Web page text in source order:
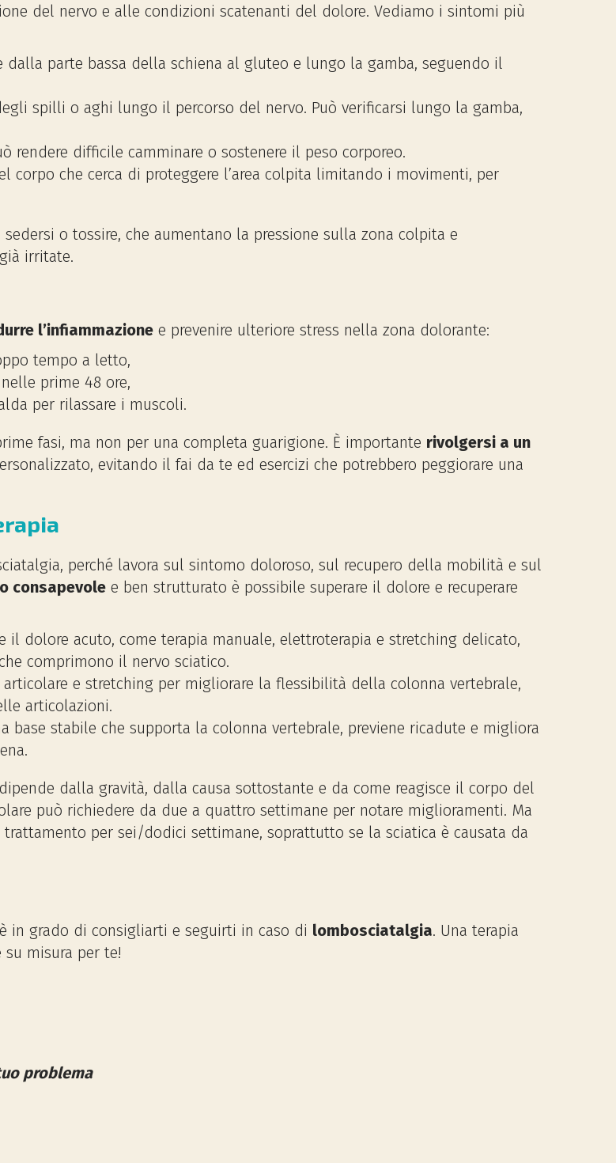
del nervo e alle condizioni scatenanti del dolore. Vediamo i sintomi più
parte bassa della schiena al gluteo e lungo la gamba, seguendo il
spilli o aghi lungo il percorso del nervo. Può verificarsi lungo la gamba,
rendere difficile camminare o sostenere il peso corporeo.
corpo che cerca di proteggere l’area colpita limitando i movimenti, per
o tossire, che aumentano la pressione sulla zona colpita e
irritate.
l’infiammazione e prevenire ulteriore stress nella zona dolorante:
tempo a letto,
prime 48 ore,
per rilassare i muscoli.
fasi, ma non per una completa guarigione. È importante rivolgersi a un
evitando il fai da te ed esercizi che potrebbero peggiorare una
perché lavora sul sintomo doloroso, sul recupero della mobilità e sul
consapevole e ben strutturato è possibile superare il dolore e recuperare
il dolore acuto, come terapia manuale, elettroterapia e stretching delicato,
comprimono il nervo sciatico.
e stretching per migliorare la flessibilità della colonna vertebrale,
articolazioni.
base stabile che supporta la colonna vertebrale, previene ricadute e migliora
dalla gravità, dalla causa sottostante e da come reagisce il corpo del
può richiedere da due a quattro settimane per notare miglioramenti. Ma
per sei/dodici settimane, soprattutto se la sciatica è causata da
in grado di consigliarti e seguirti in caso di lombosciatalgia. Una terapia
misura per te!
problema